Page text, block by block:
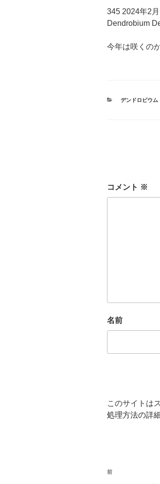
345 2024年2
Dendrobium
今年は咲くの
カ
デンドロビウム
コメント ※
名前
このサイトは
処理方法の詳
投
前
前